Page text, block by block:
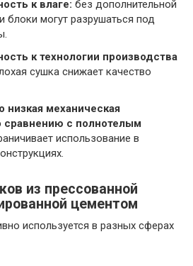
к влаге: без дополнительной
блоки могут разрушаться под
к технологии производства
сушка снижает качество
низкая механическая
сравнению с полнотелым
использование в
из прессованной
цементом
используется в разных сферах